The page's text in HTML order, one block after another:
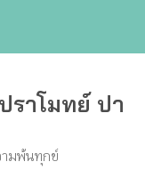
ราโมทย์ ปา
ามพ้นทุกข์